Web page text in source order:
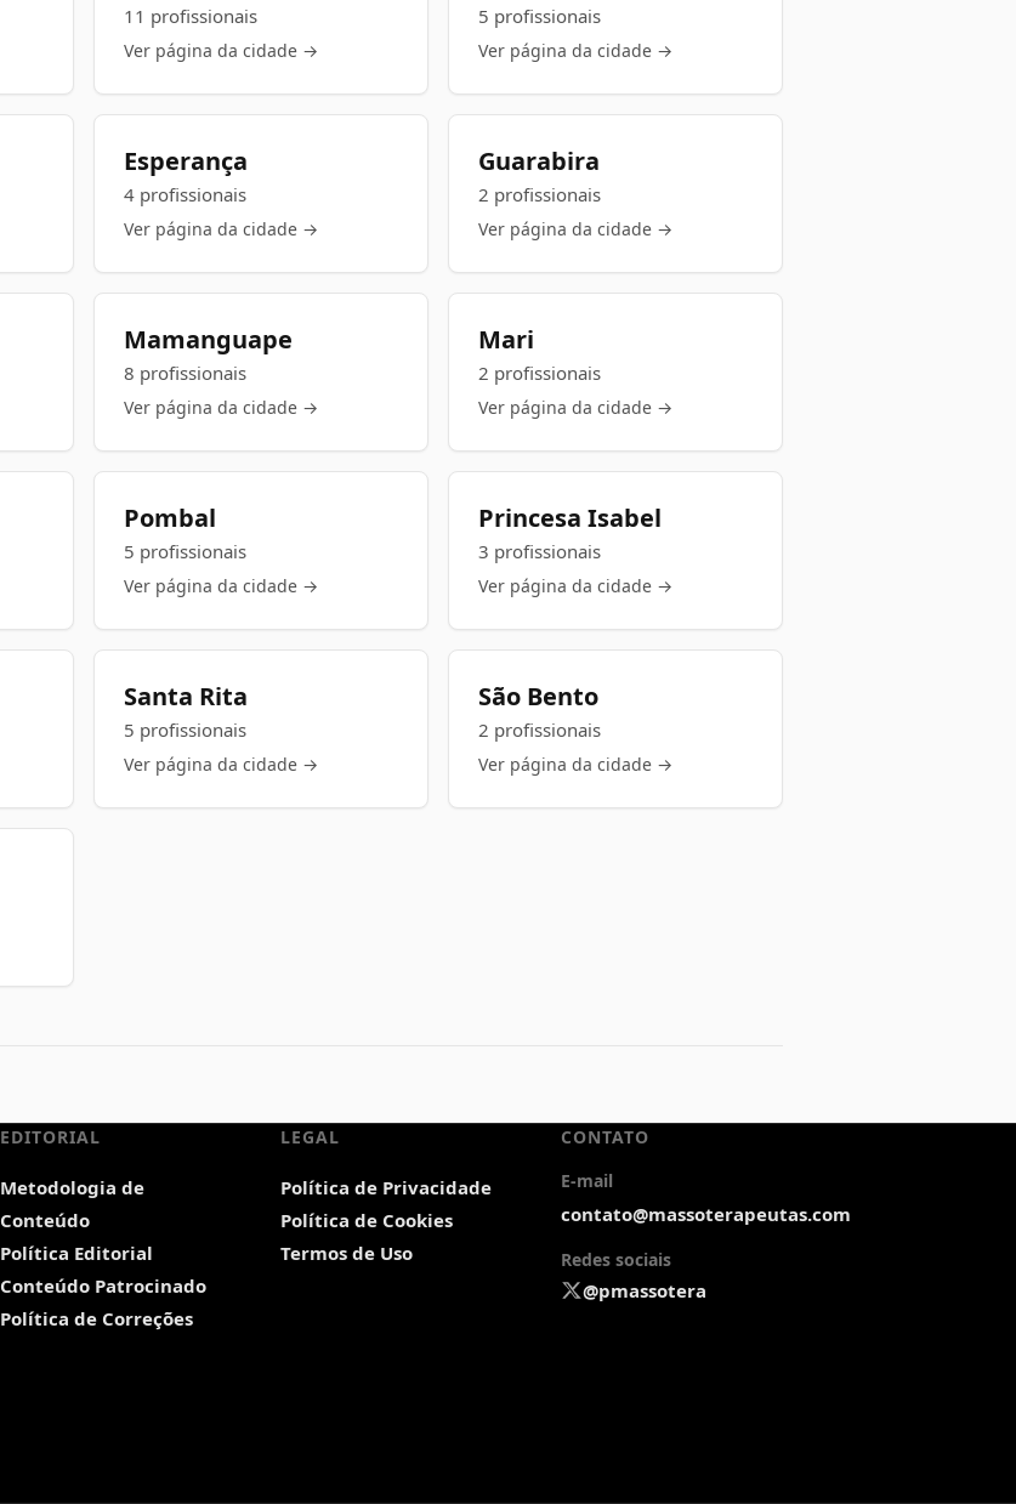
11 profissionais
Ver página da cidade →
5 profissionais
Ver página da cidade →
Esperança
4 profissionais
Ver página da cidade →
Guarabira
2 profissionais
Ver página da cidade →
Mamanguape
8 profissionais
Ver página da cidade →
Mari
2 profissionais
Ver página da cidade →
Pombal
5 profissionais
Ver página da cidade →
Princesa Isabel
3 profissionais
Ver página da cidade →
Santa Rita
5 profissionais
Ver página da cidade →
São Bento
2 profissionais
Ver página da cidade →
EDITORIAL
Metodologia de
Conteúdo
Política Editorial
Conteúdo Patrocinado
Política de Correções
LEGAL
Política de Privacidade
Política de Cookies
Termos de Uso
CONTATO
E-mail
contato@massoterapeutas.com
Redes sociais
@pmassotera